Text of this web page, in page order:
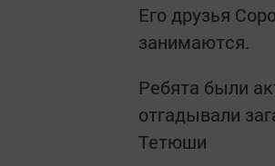
Его друзья
занимаются.
Ребята были
отгадывали
Тетюши